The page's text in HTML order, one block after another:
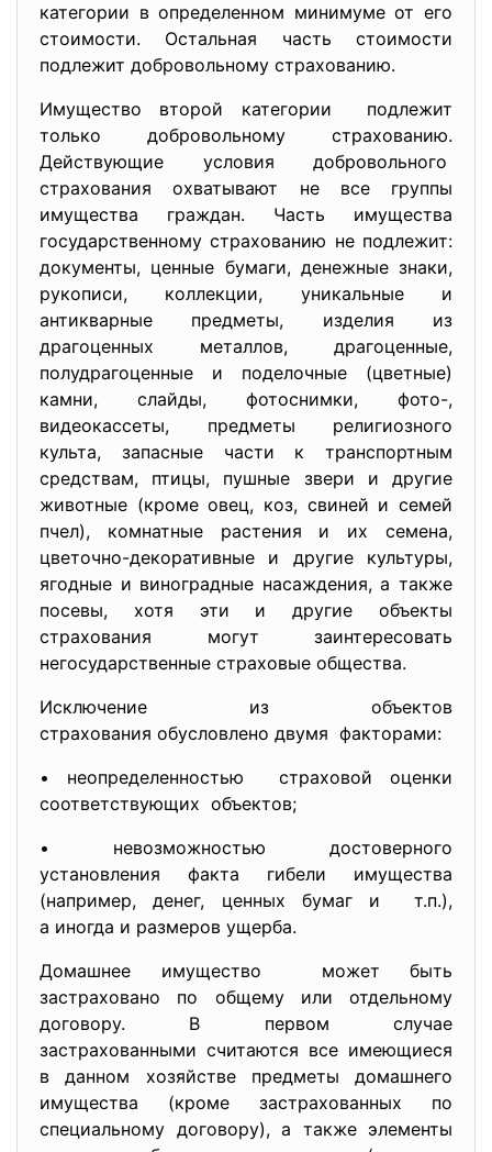
категории в определенном минимуме от его
стоимости. Остальная часть стоимости
подлежит добровольному страхованию.
Имущество второй категории подлежит
только добровольному страхованию.
Действующие условия добровольного
страхования охватывают не все группы
имущества граждан. Часть имущества
государственному страхованию не подлежит:
документы, ценные бумаги, денежные знаки,
рукописи, коллекции, уникальные и
антикварные предметы, изделия из
драгоценных металлов, драгоценные,
полудрагоценные и поделочные (цветные)
камни, слайды, фотоснимки, фото-,
видеокассеты, предметы религиозного
культа, запасные части к транспортным
средствам, птицы, пушные звери и другие
животные (кроме овец, коз, свиней и семей
пчел), комнатные растения и их семена,
цветочно-декоративные и другие культуры,
ягодные и виноградные насаждения, а также
посевы, хотя эти и другие объекты
страхования могут заинтересовать
негосударственные страховые общества.
Исключение из объектов
страхования обусловлено двумя факторами:
• неопределенностью страховой оценки
соответствующих объектов;
• невозможностью достоверного
установления факта гибели имущества
(например, денег, ценных бумаг и т.п.),
а иногда и размеров ущерба.
Домашнее имущество может быть
застраховано по общему или отдельному
договору. В первом случае
застрахованными считаются все имеющиеся
в данном хозяйстве предметы домашнего
имущества (кроме застрахованных по
специальному договору), а также элементы